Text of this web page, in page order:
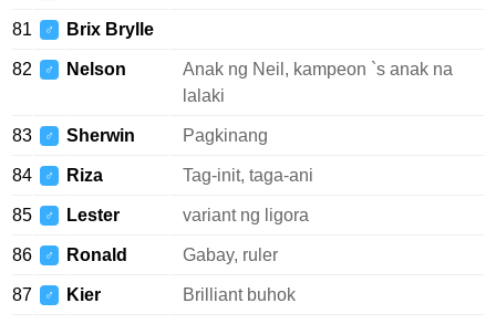
81 ♂ Brix Brylle
82 ♂ Nelson
Anak ng Neil, kampeon `s anak na
lalaki
83 ♂ Sherwin Pagkinang
84 ♂ Riza Tag-init, taga-ani
85 ♂ Lester variant ng ligora
86 ♂ Ronald Gabay, ruler
87 ♂ Kier Brilliant buhok